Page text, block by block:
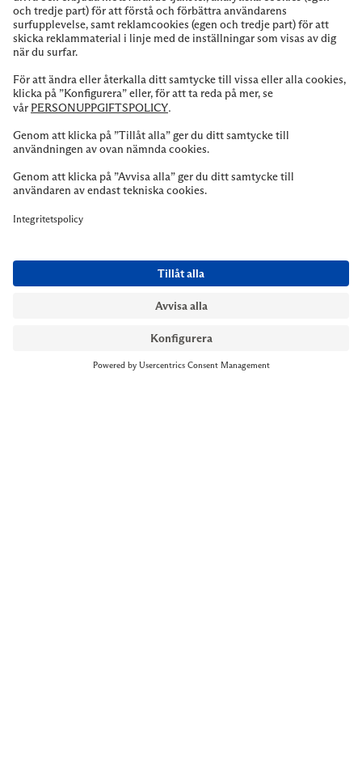
NYMANS UR STOCKHOLM